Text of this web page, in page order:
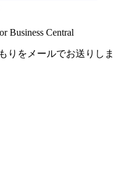
Business Central
りをメールでお送りしま